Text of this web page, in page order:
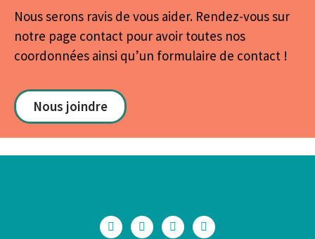
Nous serons ravis de vous aider. Rendez-vous sur
notre page contact pour avoir toutes nos
coordonnées ainsi qu’un formulaire de contact !
Nous joindre